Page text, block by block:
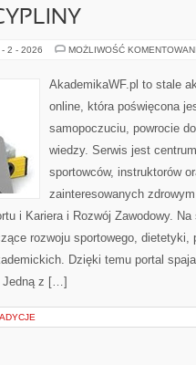
- 2 - 2026 MOŻLIWOŚĆ
AkademikaWF.pl to stale
online, która poświęcona
samopoczuciu, powrocie
wiedzy. Serwis jest
sportowców, instruktorów
zainteresowanych
i Kariera i Rozwój Zawodowy.
rozwoju sportowego, dietetyki,
Dzięki temu portal
Jedną z […]